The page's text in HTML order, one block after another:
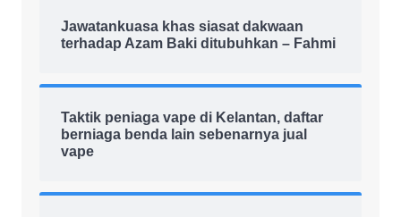
Jawatankuasa khas siasat dakwaan
terhadap Azam Baki ditubuhkan – Fahmi
Taktik peniaga vape di Kelantan, daftar
berniaga benda lain sebenarnya jual
vape